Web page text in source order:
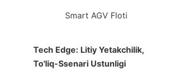
Smart AGV Floti
Tech Edge: Litiy Yetakchilik,
To'liq-Ssenari Ustunligi